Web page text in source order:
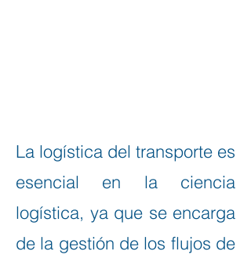
La logística del transporte es
esencial en la ciencia
logística, ya que se encarga
de la gestión de los flujos de